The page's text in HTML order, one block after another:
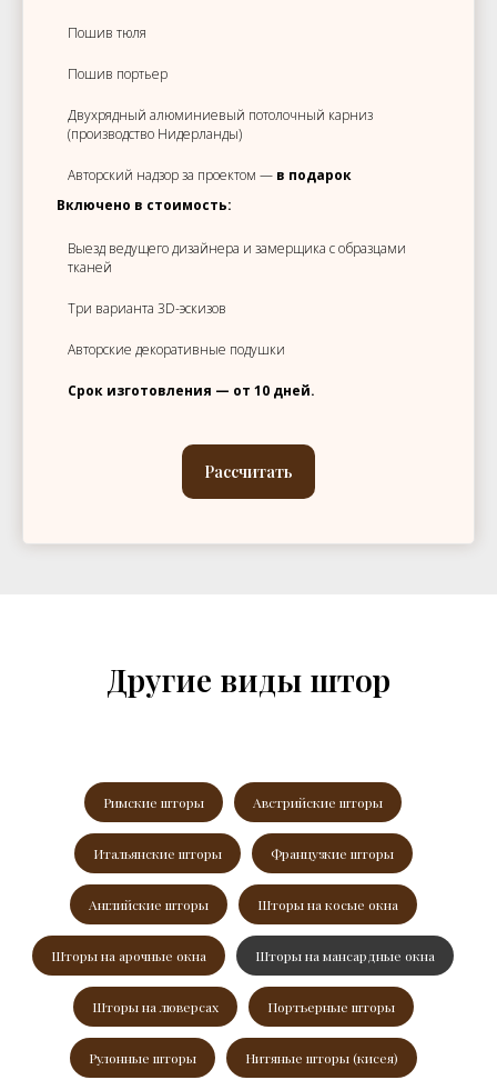
Пошив тюля
Пошив портьер
Двухрядный алюминиевый потолочный карниз
(производство Нидерланды)
Авторский надзор за проектом — в подарок
Включено в стоимость:
Выезд ведущего дизайнера и замерщика с образцами
тканей
Три варианта 3D-эскизов
Авторские декоративные подушки
Срок изготовления — от 10 дней.
Рассчитать
Другие виды штор
Римские шторы Австрийские шторы
Итальянские шторы Французкие шторы
Английские шторы Шторы на косые окна
Шторы на арочные окна Шторы на мансардные окна
Шторы на люверсах Портьерные шторы
Рулонные шторы Нитяные шторы (кисея)